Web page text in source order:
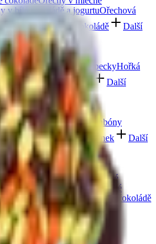
v bílé čokoládě a jogurtuOřechová
Ořechový mix v čokoládě
Další
Čokoládové hrudky a peckyHořká
čokoláda Bílá čokoláda
Další
Slaný karamelŽelé bonbóny
a pendreky Mix cukrovinek
Další
v čokoláděOvoce v hořké
v mléčné čokoláděOvoce v bílé
Jablečné trubičky máčené v čokoládě
Slaný karamel
Čokolády bez